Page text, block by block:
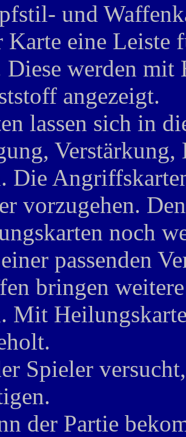
und
Karte eine Leiste
Diese werden
angezeigt.
lassen sich in
Die
vorzugehen.
noch
passenden
bringen
Mit
Spieler
der Partie